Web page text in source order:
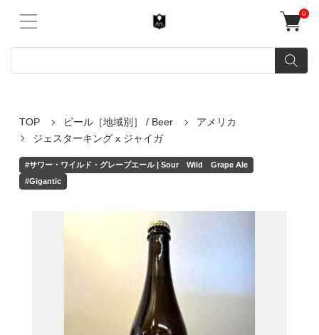
0
TOP ビール［地域別］ / Beer
アメリカ
ジェスターキング x ジャイガ
#サワー・ワイルド・グレープエール | Sour Wild Grape Ale
#Gigantic